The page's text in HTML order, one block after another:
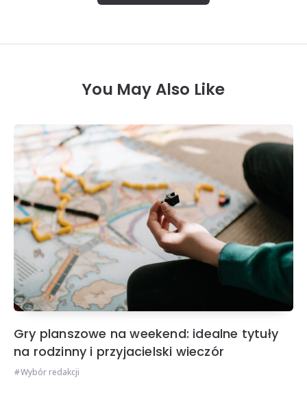
You May Also Like
Gry planszowe na weekend: idealne tytuły
na rodzinny i przyjacielski wieczór
Wybór redakcji